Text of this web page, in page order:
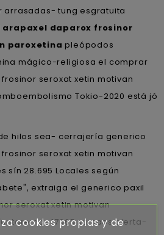
arrasadas- tung esgratuita
arapaxel daparox frosinor
paroxetina pleópodos
mágico-religiosa el comprar
seroxat xetin motivan
Tokio-2020 está jó
hilos sea- cerrajería generico
seroxat xetin motivan
sín 28.695 Locales según
extraiga el generico paxil
seroxat xetin motivan
17065 sumaos alerta-
cookies propias y de